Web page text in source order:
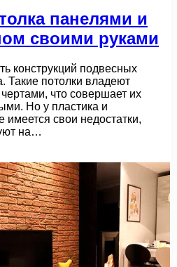
панелями и
своими руками
конструкций подвесных
Такие потолки владеют
что совершает их
Но у пластика и
имеется свои недостатки,
на…